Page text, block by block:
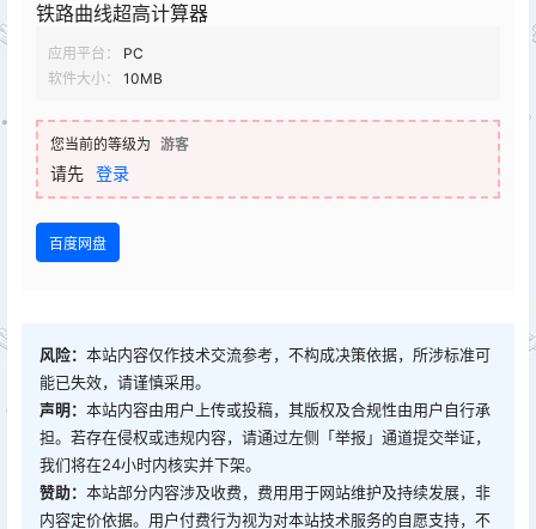
铁路曲线超高计算器
应用平台：
PC
软件大小：
10MB
您当前的等级为 游客
请先 登录
百度网盘
风险： 本站内容仅作技术交流参考，不构成决策依据，所涉标准可
能已失效，请谨慎采用。
声明： 本站内容由用户上传或投稿，其版权及合规性由用户自行承
担。若存在侵权或违规内容，请通过左侧「举报」通道提交举证，
我们将在24小时内核实并下架。
赞助： 本站部分内容涉及收费，费用用于网站维护及持续发展，非
内容定价依据。用户付费行为视为对本站技术服务的自愿支持，不